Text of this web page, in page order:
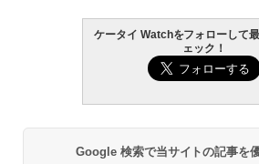
ケータイ Watchをフォローして
ェック！
Google 検索で当サイトの記事を